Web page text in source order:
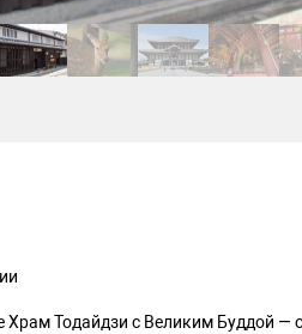
Храм Тодайдзи с Великим Буддой —